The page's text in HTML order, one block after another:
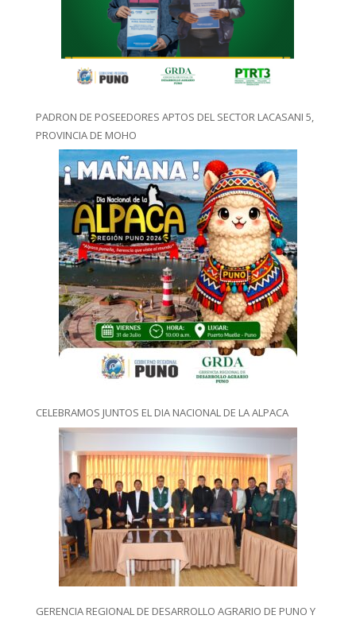
PADRON DE POSEEDORES APTOS DEL SECTOR LACASANI 5,
PROVINCIA DE MOHO
CELEBRAMOS JUNTOS EL DIA NACIONAL DE LA ALPACA
GERENCIA REGIONAL DE DESARROLLO AGRARIO DE PUNO Y